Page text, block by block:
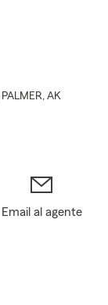
PALMER, AK
Email al agente